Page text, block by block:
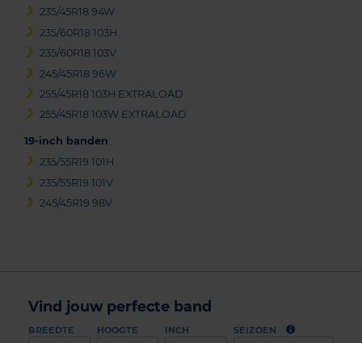
235/45R18 94W
235/60R18 103H
235/60R18 103V
245/45R18 96W
255/45R18 103H EXTRALOAD
255/45R18 103W EXTRALOAD
19-inch banden
235/55R19 101H
235/55R19 101V
245/45R19 98V
Vind jouw perfecte band
BREEDTE HOOGTE INCH SEIZOEN